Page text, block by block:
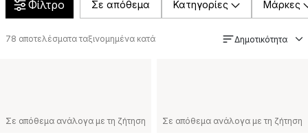
Φίλτρο Σε απόθεμα Κατηγορίες Μάρκες
78 αποτελέσματα ταξινομημένα κατά Δημοτικότητα
Σε απόθεμα ανάλογα με τη ζήτηση Σε απόθεμα ανάλογα με τη ζήτηση